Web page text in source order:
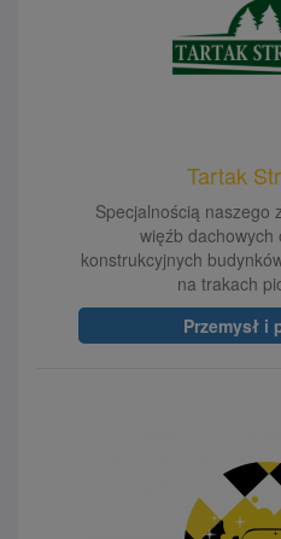
Tartak
Specjalnością naszego
więźb
konstrukcyjnych
na trakach
Przemysł i